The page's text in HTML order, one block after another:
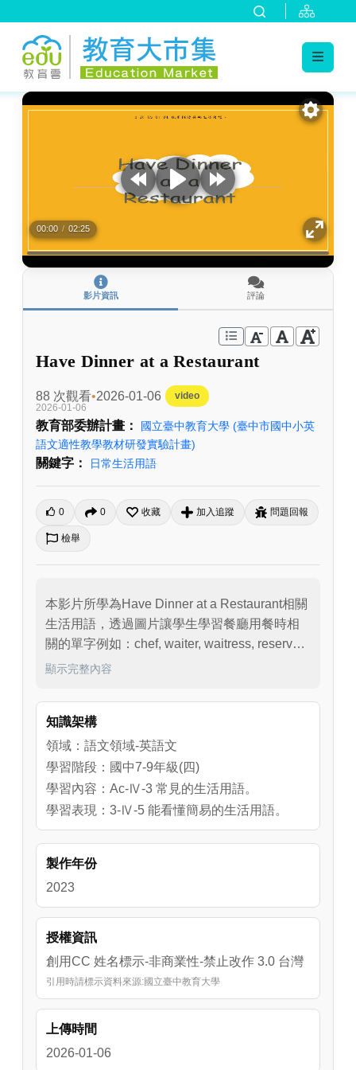
:::
00:00 / 02:25
影片資訊 評論
Have Dinner at a Restaurant
88 次觀看 2026-01-06
video
2026-01-06
教育部委辦計畫： 國立臺中教育大學 (臺中市國中小英
語文適性教學教材研發實驗計畫)
關鍵字： 日常生活用語
0 0 收藏 加入追蹤 問題回報
檢舉
本影片所學為Have Dinner at a Restaurant相關
生活用語，透過圖片讓學生學習餐廳用餐時相
關的單字例如：chef, waiter, waitress, reserve
／book a table, menu, starters, desserts, drinks,
with?／Could I have the bill, please?。最後，
利用練習題協助學生複習所學的內容。
顯示完整內容
知識架構
領域：語文領域-英語文
學習階段：國中7-9年級(四)
學習內容：Ac-Ⅳ-3 常見的生活用語。
學習表現：3-Ⅳ-5 能看懂簡易的生活用語。
製作年份
2023
授權資訊
創用CC 姓名標示-非商業性-禁止改作 3.0 台灣
引用時請標示資料來源:國立臺中教育大學
上傳時間
2026-01-06